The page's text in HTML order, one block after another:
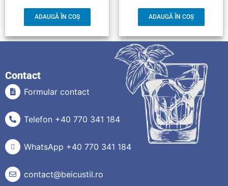
ADAUGĂ ÎN COȘ ADAUGĂ ÎN COȘ
Contact
Formular contact
Telefon +40 770 341 184
WhatsApp +40 770 341 184
contact@beicustil.ro